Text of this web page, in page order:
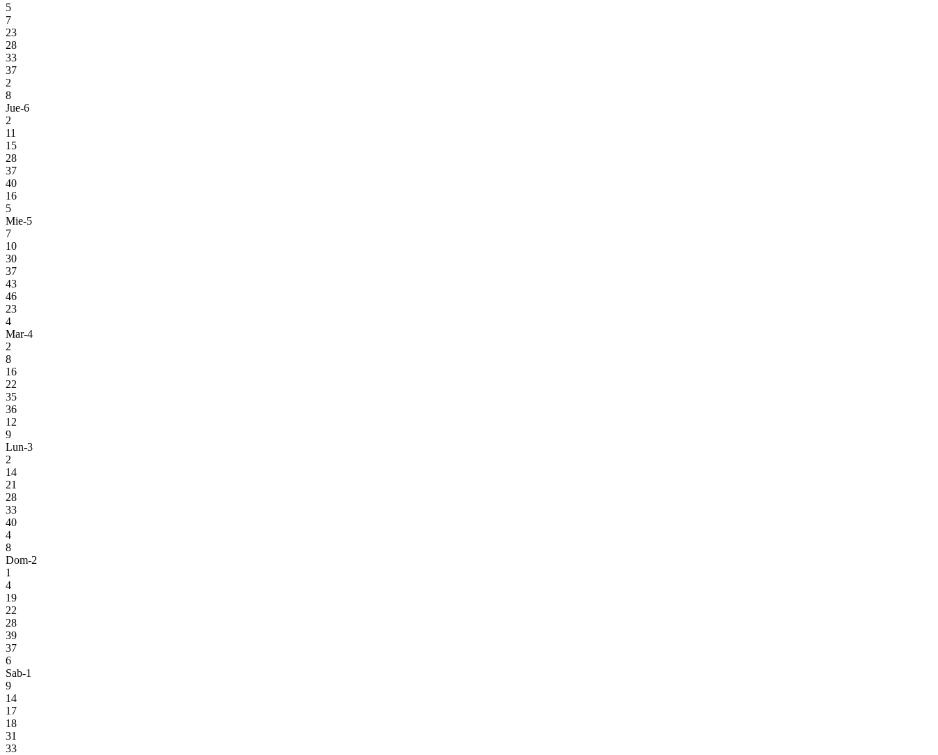
5
7
23
28
33
37
2
8
Jue-6
2
11
15
28
37
40
16
5
Mie-5
7
10
30
37
43
46
23
4
Mar-4
2
8
16
22
35
36
12
9
Lun-3
2
14
21
28
33
40
4
8
Dom-2
1
4
19
22
28
39
37
6
Sab-1
9
14
17
18
31
33